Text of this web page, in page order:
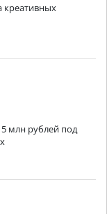
креативных
млн рублей под